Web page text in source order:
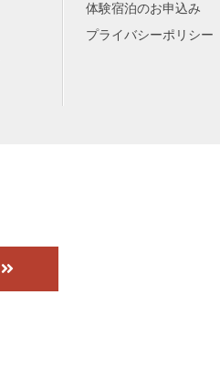
体験宿泊のお申込み
プライバシーポリシー